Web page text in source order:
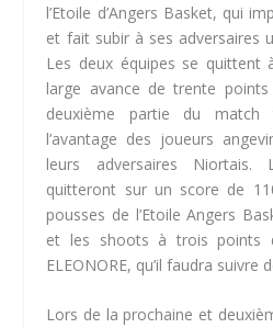
l’Etoile d’Angers Basket, qui
et fait subir à ses adversaires
Les deux équipes se quittent
large avance de trente points
deuxième partie du match
l’avantage des joueurs
leurs adversaires
quitteront sur un score de
pousses de l’Etoile Angers
et les shoots à trois points
ELEONORE, qu’il faudra suivre
Lors de la prochaine et